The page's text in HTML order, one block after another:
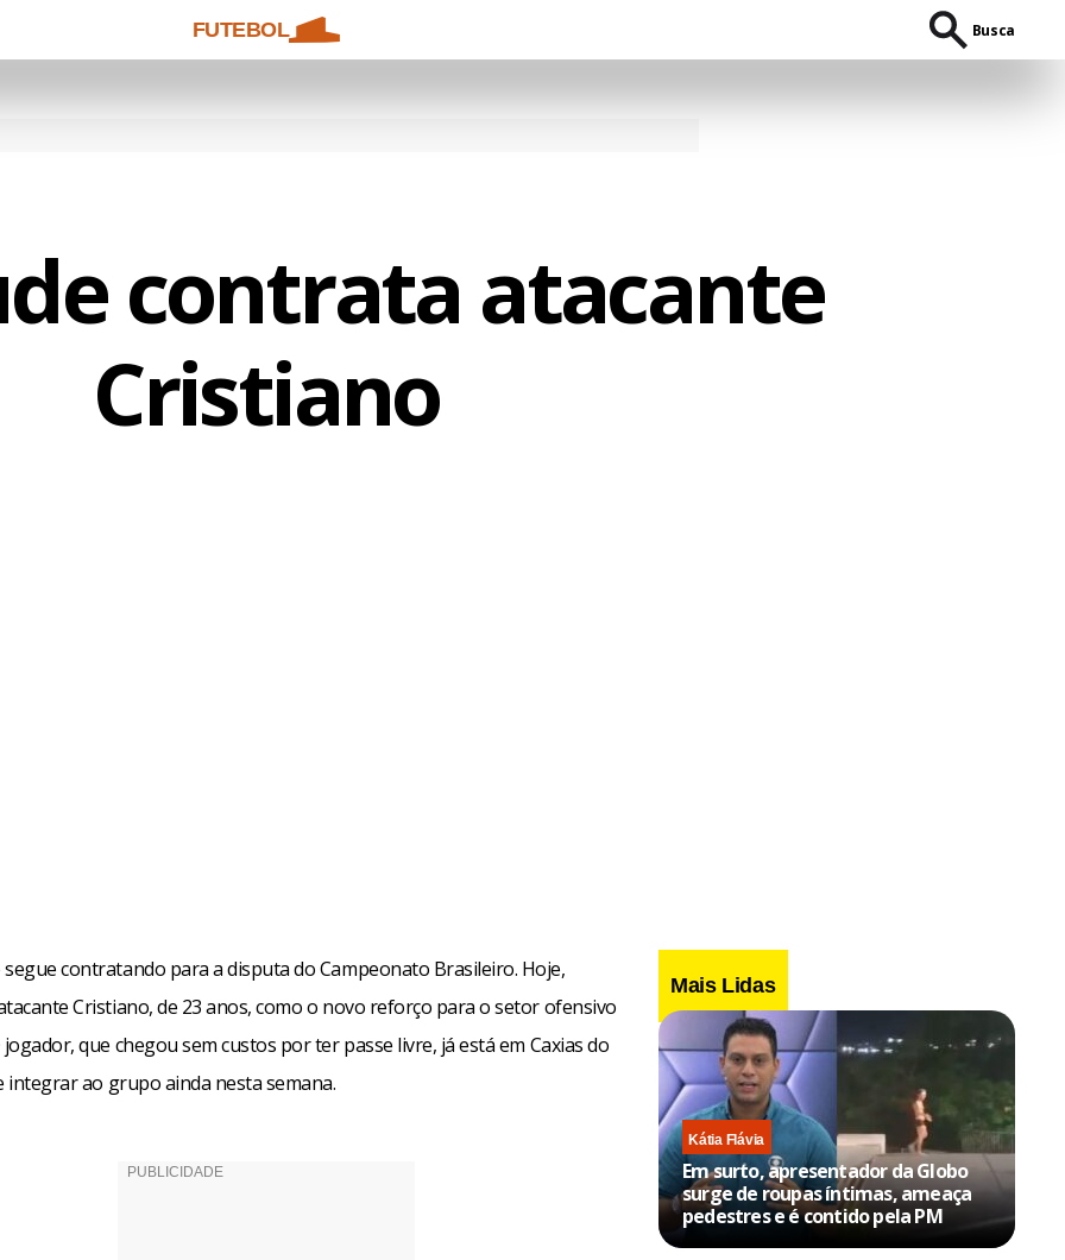
FUTEBOL Busca
contrata atacante
Cristiano
segue contratando para a disputa do Campeonato Brasileiro. Hoje,
Cristiano, de 23 anos, como o novo reforço para o setor ofensivo
jogador, que chegou sem custos por ter passe livre, já está em Caxias do
integrar ao grupo ainda nesta semana.
Mais Lidas
Kátia Flávia
Em surto, apresentador da Globo
surge de roupas íntimas, ameaça
pedestres e é contido pela PM